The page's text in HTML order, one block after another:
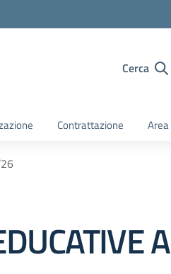
Cerca
Contrattazione